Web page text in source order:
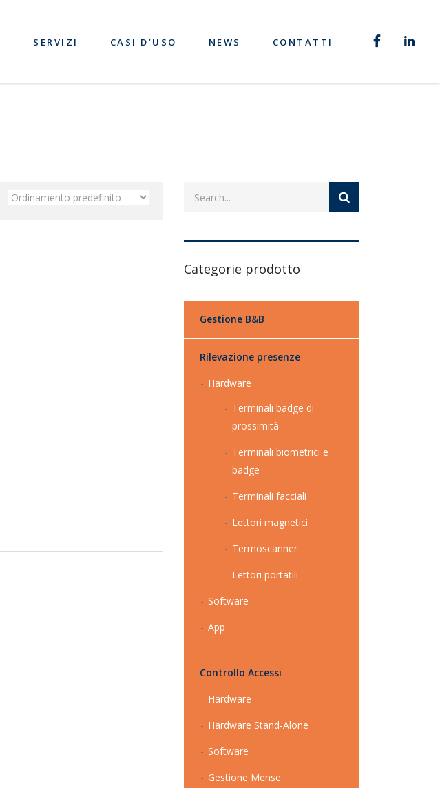
SERVIZI CASI D’USO NEWS CONTATTI
Categorie prodotto
Gestione B&B
Rilevazione presenze
Hardware
Terminali badge di
prossimità
Terminali biometrici e
badge
Terminali facciali
Lettori magnetici
Termoscanner
Lettori portatili
Software
App
Controllo Accessi
Hardware
Hardware Stand-Alone
Software
Gestione Mense